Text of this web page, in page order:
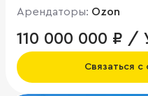
Арендаторы: Ozon
110 000 000 ₽ /
Связаться